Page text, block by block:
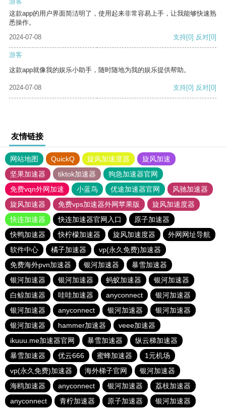
这款app的用户界面简洁明了，使用起来非常容易上手，让我能够快速熟
悉操作。
2024-07-08
支持[0] 反对[0]
游客
这款app就像我的娱乐小助手，随时随地为我的娱乐提供帮助。
2024-07-08 支持[0] 反对[0]
友情链接
网站地图 QuickQ 旋风加速度器
旋风加速
坚果加速器
tiktok加速器
狗急加速器官网
免费vqn外网加速
小蓝鸟 优途加速器官网
风驰加速器
旋风加速器
免费vps加速器外网苹果版
旋风加速度器
快连加速器
快连加速器官网入口
原子加速器
快鸭加速器
快柠檬加速器 旋风加速度器
外网网址导航
软件中心
橘子加速器
vp(永久免费)加速器
免费海外pvn加速器
银河加速器
暴雪加速器
银河加速器
银河加速器 蚂蚁加速器
银河加速器
白鲸加速器
哇哇加速器 anyconnect
银河加速器
银河加速器
anyconnect 银河加速器
银河加速器
银河加速器
hammer加速器
veee加速器
ikuuu.me加速器官网
暴雪加速器
纵云梯加速器
暴雪加速器
优云666 蜜蜂加速器
1元机场
vp(永久免费)加速器
海外梯子官网
银河加速器
海鸥加速器
anyconnect 银河加速器
荔枝加速器
anyconnect
青柠加速器 原子加速器 银河加速器